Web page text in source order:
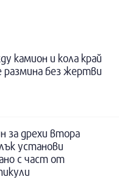
камион и кола край
размина без жертви
за дрехи втора
установи
с част от